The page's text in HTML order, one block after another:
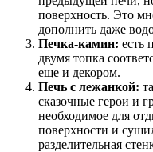
поверхность. Это
дополнить даже
Печка-камин: есть
двумя топка
еще и декором.
Печь с лежанкой:
сказочные герои и
необходимое для
поверхности и
разделительная